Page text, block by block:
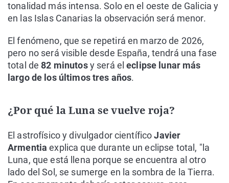
tonalidad más intensa. Solo en el oeste de Galicia y
en las Islas Canarias la observación será menor.
El fenómeno, que se repetirá en marzo de 2026,
pero no será visible desde España, tendrá una fase
total de82 minutosy será eleclipse lunar más
largo de los últimos tres años.
¿Por qué la Luna se vuelve roja?
El astrofísico y divulgador científicoJavier
Armentia explica que durante un eclipse total, "la
Luna, que está llena porque se encuentra al otro
lado del Sol, se sumerge en la sombra de la Tierra.